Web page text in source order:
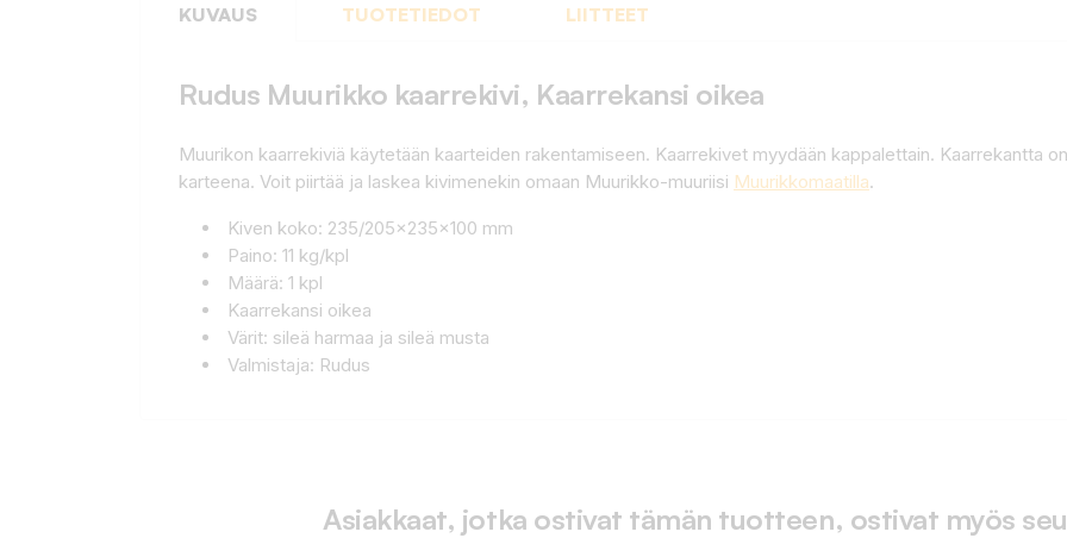
KUVAUS TUOTETIEDOT LIITTEET
Rudus Muurikko kaarrekivi, Kaarrekansi oikea
Muurikon kaarrekiviä käytetään kaarteiden rakentamiseen. Kaarrekivet myydään kappalettain. Kaarrekantta
karteena. Voit piirtää ja laskea kivimenekin omaan Muurikko-muuriisi Muurikkomaatilla.
Kiven koko: 235/205x235x100 mm
Paino: 11 kg/kpl
Määrä: 1 kpl
Kaarrekansi oikea
Värit: sileä harmaa ja sileä musta
Valmistaja: Rudus
Asiakkaat, jotka ostivat tämän tuotteen, ostivat myös